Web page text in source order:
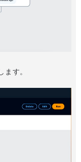
す。